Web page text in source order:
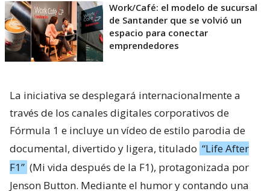
Work/Café: el modelo de sucursal
de Santander que se volvió un
espacio para conectar
emprendedores
La iniciativa se desplegará internacionalmente a
través de los canales digitales corporativos de
Fórmula 1 e incluye un vídeo de estilo parodia de
documental, divertido y ligera, titulado “Life After
F1” (Mi vida después de la F1), protagonizada por
Jenson Button. Mediante el humor y contando una